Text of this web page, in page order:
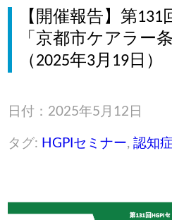
【開催報告】第131
「京都市ケアラー
（2025年3月19日）
日付：2025年5月12日
タグ: HGPIセミナー,認知症